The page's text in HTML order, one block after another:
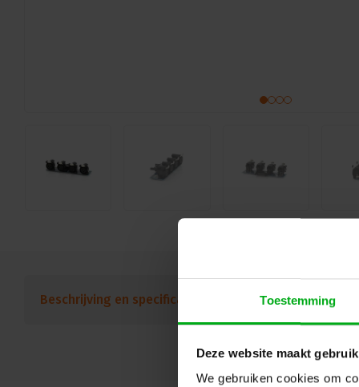
Toestemming
Deze website maakt
We gebruiken cookies om
Beschrijving en specificaties Downloads